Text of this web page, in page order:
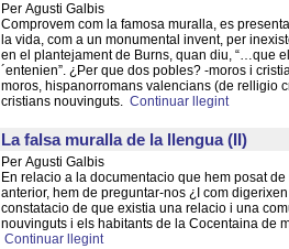
Per Agusti Galbis
Comprovem com la famosa muralla, es
la vida, com a un monumental invent, per
en el plantejament de Burns, quan diu, “…que
´entenien”. ¿Per que dos pobles? -moros i
moros, hispanorromans valencians (de relligio
cristians nouvinguts. Continuar llegint
La falsa muralla de la llengua (II)
Per Agusti Galbis
En relacio a la documentacio que hem posat de
anterior, hem de preguntar-nos ¿I com
constatacio de que existia una relacio i una
nouvinguts i els habitants de la Cocentaina de
Continuar llegint